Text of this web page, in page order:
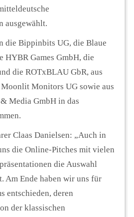
ausgewählt.
die Bippinbits UG, die Blaue
HYBR Games GmbH, die
die ROTxBLAU GbR, aus
Monitors UG sowie aus
Media GmbH in das
Claas Danielsen: „Auch in
die Online-Pitches mit vielen
die Auswahl
Am Ende haben wir uns für
entschieden, deren
der klassischen